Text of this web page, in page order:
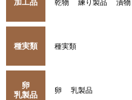
加工品 乾物 練り製品 漬物
種実類 種実類
卵
乳製品
卵 乳製品